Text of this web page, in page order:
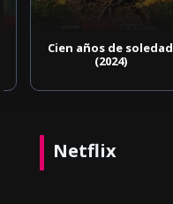
Cien años de soledad
(2024)
Netflix